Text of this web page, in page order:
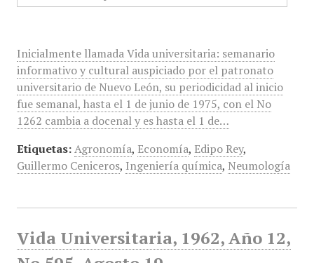
Inicialmente llamada Vida universitaria: semanario
informativo y cultural auspiciado por el patronato
universitario de Nuevo León, su periodicidad al inicio
fue semanal, hasta el 1 de junio de 1975, con el No
1262 cambia a docenal y es hasta el 1 de…
Etiquetas: Agronomía, Economía, Edipo Rey,
Guillermo Ceniceros, Ingeniería química, Neumología
Vida Universitaria, 1962, Año 12,